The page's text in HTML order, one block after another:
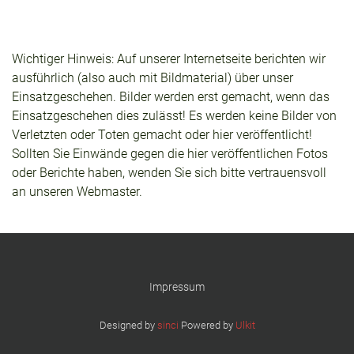
Wichtiger Hinweis: Auf unserer Internetseite berichten wir
ausführlich (also auch mit Bildmaterial) über unser
Einsatzgeschehen. Bilder werden erst gemacht, wenn das
Einsatzgeschehen dies zulässt! Es werden keine Bilder von
Verletzten oder Toten gemacht oder hier veröffentlicht!
Sollten Sie Einwände gegen die hier veröffentlichen Fotos
oder Berichte haben, wenden Sie sich bitte vertrauensvoll
an unseren Webmaster.
Impressum
Designed by sinci Powered by Ulkit